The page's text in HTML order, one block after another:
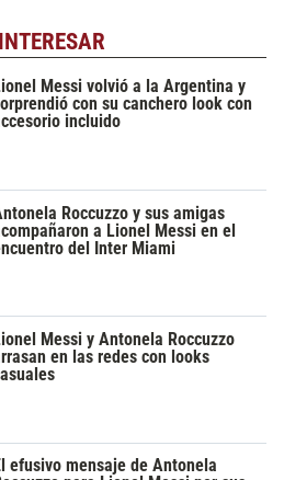
Messi volvió a la Argentina y
con su canchero look con
incluido
Roccuzzo y sus amigas
a Lionel Messi en el
del Inter Miami
Messi y Antonela Roccuzzo
en las redes con looks
efusivo mensaje de Antonela